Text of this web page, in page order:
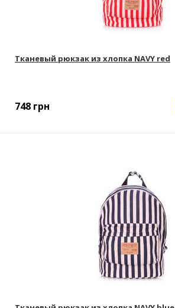
Тканевый рюкзак из хлопка NAVY red
748 грн